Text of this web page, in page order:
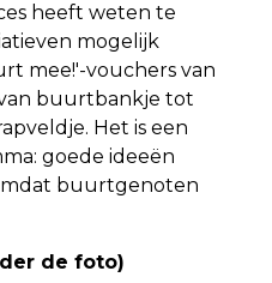
heeft weten te
mogelijk
mee!'-vouchers van
buurtbankje tot
Het is een
goede ideeën
buurtgenoten
de foto)